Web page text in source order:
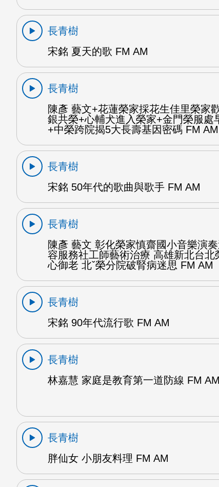
長青樹
宋銘 夏天的歌 FM AM
長青樹
陳彥 藝文+花蓮榮家採花生佳里榮家
銀共榮+心輔犬進入榮家+金門榮服處
+中榮跨院揭5大長壽基因密碼 FM AM
長青樹
宋銘 50年代的歌曲與歌手 FM AM
長青樹
陳彥 藝文 彰化榮家慎齋國小音樂演
容服務社工師藝術治療 高雄新北台北
心御老 北ˇ榮分院破腎病迷思 FM AM
長青樹
宋銘 90年代流行歌 FM AM
長青樹
林嘉慧 家庭是教育第一道防線 FM AM
長青樹
胖仙女 小朋友料理 FM AM